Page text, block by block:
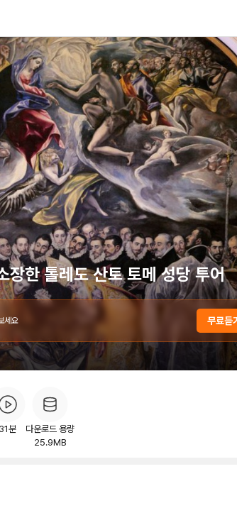
장한 톨레도 산토 토메 성당 투어
세요 무료듣
31분
다운로드 용량
25.9MB